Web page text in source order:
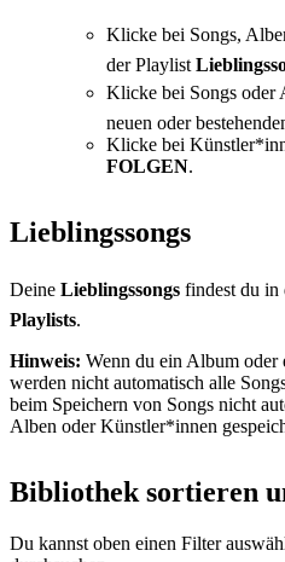
Klicke bei Songs,
der Playlist
Klicke bei Songs oder
neuen oder
Klicke bei
FOLGEN.
Lieblingssongs
Deine Lieblingssongs findest du in
Playlists.
Hinweis: Wenn du ein Album
werden nicht automatisch alle
beim Speichern von Songs nicht
Alben oder Künstler*innen
Bibliothek sortieren
Du kannst oben einen Filter